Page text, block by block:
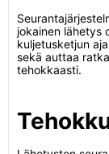
jokainen lähetys
kuljetusketjun
sekä auttaa
tehokkaasti.